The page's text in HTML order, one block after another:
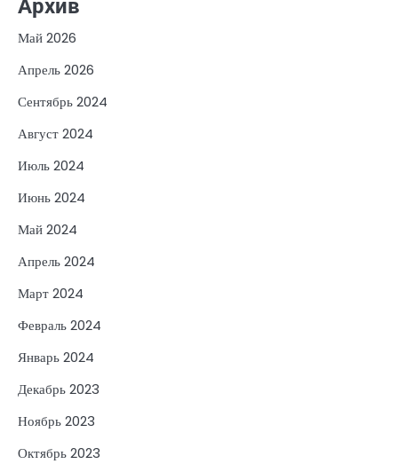
Архив
Май 2026
Апрель 2026
Сентябрь 2024
Август 2024
Июль 2024
Июнь 2024
Май 2024
Апрель 2024
Март 2024
Февраль 2024
Январь 2024
Декабрь 2023
Ноябрь 2023
Октябрь 2023